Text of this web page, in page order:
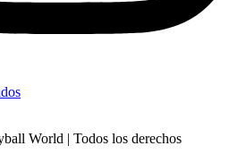
World | Todos los derechos